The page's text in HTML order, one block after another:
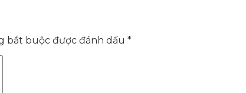
bắt buộc được đánh dấu *